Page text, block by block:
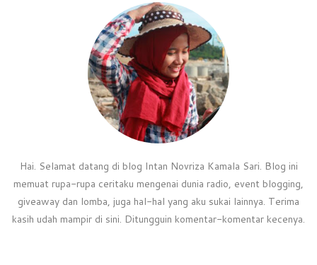
Hai. Selamat datang di blog Intan Novriza Kamala Sari. Blog ini
memuat rupa-rupa ceritaku mengenai dunia radio, event blogging,
giveaway dan lomba, juga hal-hal yang aku sukai lainnya. Terima
kasih udah mampir di sini. Ditungguin komentar-komentar kecenya.